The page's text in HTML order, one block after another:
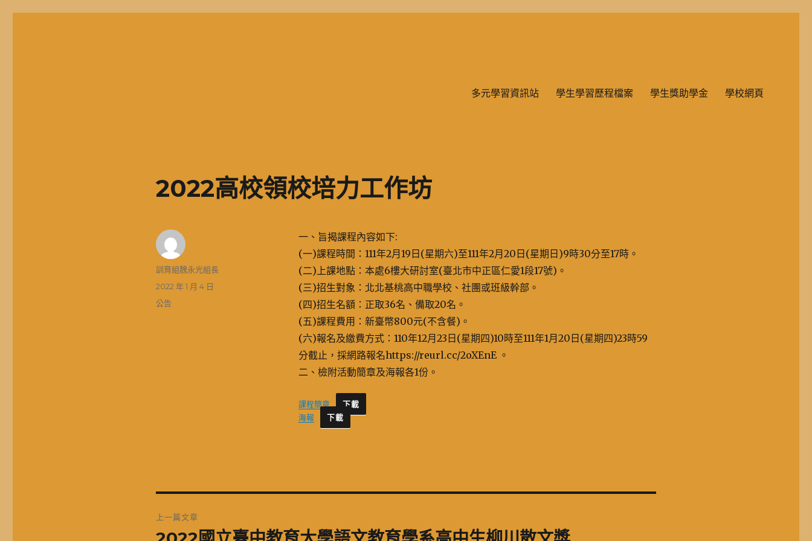
多元學習資訊站 學生學習歷程檔案 學生獎助學金 學校網頁
2022高校領校培力工作坊
一、旨揭課程內容如下:
(一)課程時間：111年2月19日(星期六)至111年2月20日(星期日)9時30分至17時。
(二)上課地點：本處6樓大研討室(臺北市中正區仁愛1段17號)。
(三)招生對象：北北基桃高中職學校、社團或班級幹部。
(四)招生名額：正取36名、備取20名。
(五)課程費用：新臺幣800元(不含餐)。
(六)報名及繳費方式：110年12月23日(星期四)10時至111年1月20日(星期四)23時59
分截止，採網路報名https://reurl.cc/2oXEnE 。
二、檢附活動簡章及海報各1份。
課程簡章 下載
海報 下載
作
訓育組魏永光組長
發
佈
2022 年 1 月 4 日
分
公告
章
上一篇文章
上